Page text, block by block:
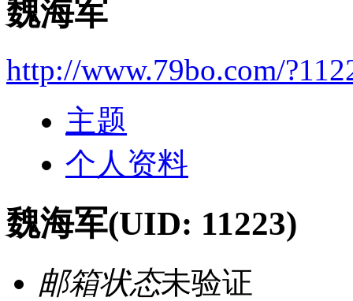
魏海军
http://www.79bo.com/
主题
个人资料
魏海军(UID: 11223)
邮箱状态未验证